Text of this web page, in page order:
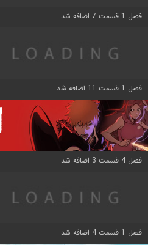
فصل 1 قسمت 7 اضافه شد
فصل 1 قسمت 11 اضافه شد
فصل 4 قسمت 3 اضافه شد
فصل 1 قسمت 4 اضافه شد